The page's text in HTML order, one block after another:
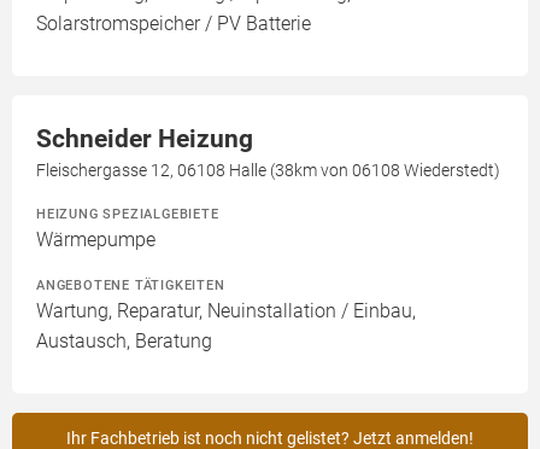
Solarstromspeicher / PV Batterie
Schneider Heizung
Fleischergasse 12, 06108 Halle (38km von 06108 Wiederstedt)
HEIZUNG SPEZIALGEBIETE
Wärmepumpe
ANGEBOTENE TÄTIGKEITEN
Wartung, Reparatur, Neuinstallation / Einbau,
Austausch, Beratung
Ihr Fachbetrieb ist noch nicht gelistet? Jetzt anmelden!